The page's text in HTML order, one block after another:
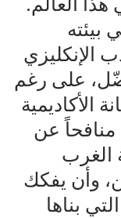
العالم.
بيئته
الإنكليزي
على رغم
الأكاديمية
منافحاً عن
الغرب
وأن يفكك
بناها